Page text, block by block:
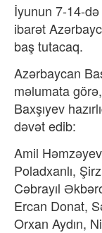
İyunun 7-14-
ibarət
baş tutacaq.
Azərbaycan
məlumata
Baxşıyev
dəvət edib:
Amil
Poladxanlı,
Cəbrayıl
Ercan Donat,
Orxan Aydın,